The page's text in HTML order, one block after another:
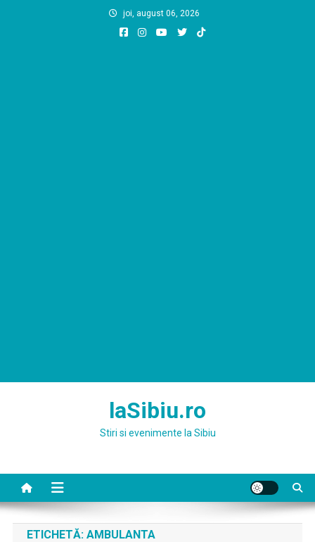
joi, august 06, 2026
laSibiu.ro
Stiri si evenimente la Sibiu
ETICHETĂ: AMBULANTA